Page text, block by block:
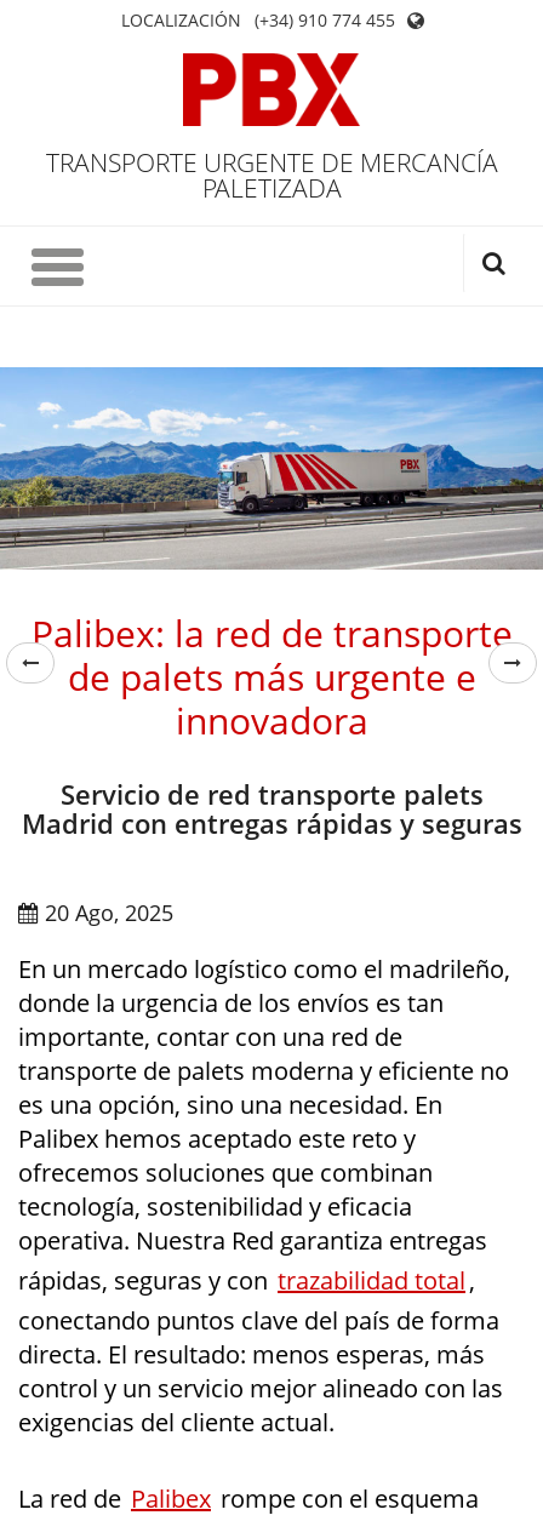
LOCALIZACIÓN (+34) 910 774 455
TRANSPORTE URGENTE DE MERCANCÍA
PALETIZADA
Palibex: la red de transporte
de palets más urgente e
innovadora
Servicio de red transporte palets
Madrid con entregas rápidas y seguras
20 Ago, 2025
En un mercado logístico como el madrileño,
donde la urgencia de los envíos es tan
importante, contar con una red de
transporte de palets moderna y eficiente no
es una opción, sino una necesidad. En
Palibex hemos aceptado este reto y
ofrecemos soluciones que combinan
tecnología, sostenibilidad y eficacia
operativa. Nuestra Red garantiza entregas
rápidas, seguras y con trazabilidad total,
conectando puntos clave del país de forma
directa. El resultado: menos esperas, más
control y un servicio mejor alineado con las
exigencias del cliente actual.
La red de Palibex rompe con el esquema